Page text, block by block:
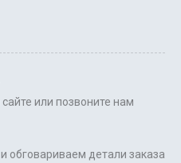
или позвоните нам
обговариваем детали заказа